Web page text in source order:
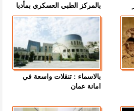
بالمركز الطبي العسكري بمأدبا
بالاسماء : تنقلات واسعة في
امانة عمان